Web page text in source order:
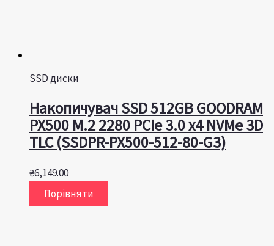
SSD диски
Накопичувач SSD 512GB GOODRAM
PX500 M.2 2280 PCIe 3.0 x4 NVMe 3D
TLC (SSDPR-PX500-512-80-G3)
₴6,149.00
Порівняти